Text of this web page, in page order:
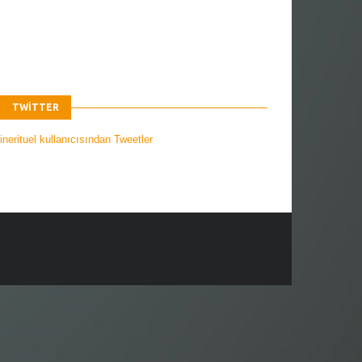
TWITTER
kullanıcısından Tweetler